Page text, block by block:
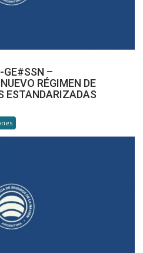
–
RÉGIMEN DE
ESTANDARIZADAS